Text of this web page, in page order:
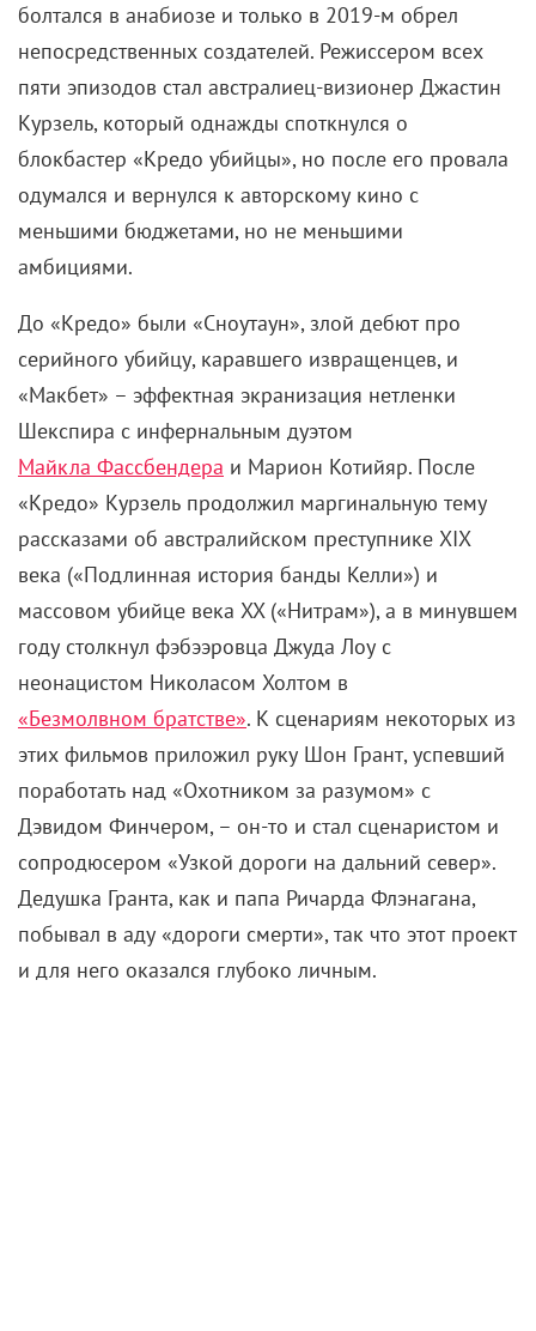
болтался в анабиозе и только в 2019-м обрел
непосредственных создателей. Режиссером всех
пяти эпизодов стал австралиец-визионер Джастин
Курзель, который однажды споткнулся о
блокбастер «Кредо убийцы», но после его провала
одумался и вернулся к авторскому кино с
меньшими бюджетами, но не меньшими
амбициями.
До «Кредо» были «Сноутаун», злой дебют про
серийного убийцу, каравшего извращенцев, и
«Макбет» – эффектная экранизация нетленки
Шекспира с инфернальным дуэтом
Майкла Фассбендера и Марион Котийяр. После
«Кредо» Курзель продолжил маргинальную тему
рассказами об австралийском преступнике XIX
века («Подлинная история банды Келли») и
массовом убийце века XX («Нитрам»), а в минувшем
году столкнул фэбээровца Джуда Лоу с
неонацистом Николасом Холтом в
«Безмолвном братстве». К сценариям некоторых из
этих фильмов приложил руку Шон Грант, успевший
поработать над «Охотником за разумом» с
Дэвидом Финчером, – он-то и стал сценаристом и
сопродюсером «Узкой дороги на дальний север».
Дедушка Гранта, как и папа Ричарда Флэнагана,
побывал в аду «дороги смерти», так что этот проект
и для него оказался глубоко личным.